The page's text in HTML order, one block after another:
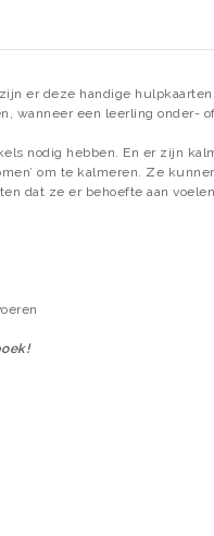
er deze handige
wanneer een leerling onder-
nodig hebben. En er zijn
om te kalmeren. Ze
dat ze er behoefte aan